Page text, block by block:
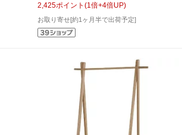
2,425ポイント (1 倍+4倍UP)
お取り寄せ[約1ヶ月半で出荷予定]